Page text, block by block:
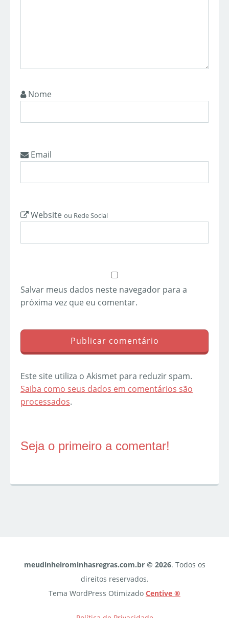
Nome
Email
Website ou Rede Social
Salvar meus dados neste navegador para a
próxima vez que eu comentar.
Este site utiliza o Akismet para reduzir spam.
Saiba como seus dados em comentários são
processados.
Seja o primeiro a comentar!
meudinheirominhasregras.com.br © 2026. Todos os
direitos reservados.
Tema WordPress Otimizado Centive ®